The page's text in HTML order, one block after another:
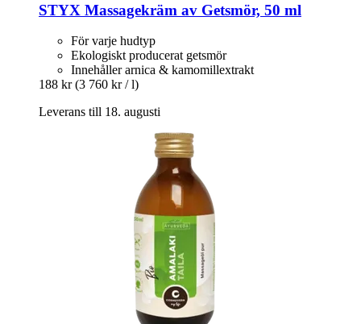
STYX Massagekräm av Getsmör, 50 ml
För varje hudtyp
Ekologiskt producerat getsmör
Innehåller arnica & kamomillextrakt
188 kr (3 760 kr / l)
Leverans till 18. augusti